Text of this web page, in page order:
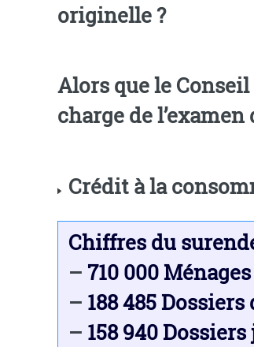
originelle ?
Alors que le
Crédit à la
Chiffres du
– 710 000
– 188 485
– 158 940